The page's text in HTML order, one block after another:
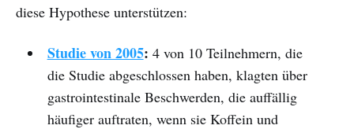
diese Hypothese unterstützen:
Studie von 2005: 4 von 10 Teilnehmern, die
die Studie abgeschlossen haben, klagten über
gastrointestinale Beschwerden, die auffällig
häufiger auftraten, wenn sie Koffein und